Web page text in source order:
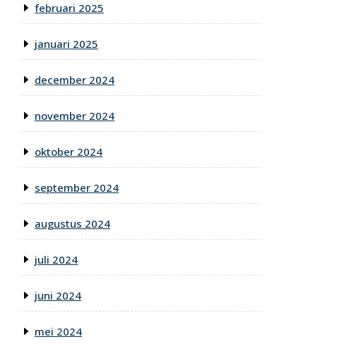
februari 2025
januari 2025
december 2024
november 2024
oktober 2024
september 2024
augustus 2024
juli 2024
juni 2024
mei 2024